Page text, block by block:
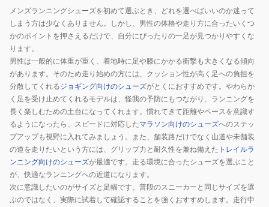
メンズランニングシューズを初めて選ぶとき、どれを選べばいいのか迷って
しまう方は少なくありません。しかし、男性の体格や走り方に合ったいくつ
かのポイントを押さえるだけで、自分にぴったりの一足が見つかりやすくな
ります。
男性は一般的に体重が重く、着地時に足や膝にかかる衝撃も大きくなる傾向
があります。そのため走り始めの方には、クッション性が高く足への負担を
分散してくれるジョギング向けのシューズがとくにおすすめです。やわらか
く足を受け止めてくれるモデルは、怪我の予防にもつながり、ランニングを
長く楽しむための土台になってくれます。慣れてきて距離やペースを意識す
るようになったら、スピードに対応したマラソン向けのシューズへのステッ
プアップも視野に入れてみましょう。また、舗装路だけでなく山道や未舗装
の道を走りたいという方には、グリップ力と耐久性を兼ね備えた トレイルラ
ンニング向けのシューズが最適です。走る環境に合ったシューズを選ぶこと
が、快適なランニングへの近道になります。
次に意識したいのがサイズと足幅です。普段のスニーカーと同じサイズを選
ぶのではなく、実際に試着して確認することを強くおすすめします。走行中